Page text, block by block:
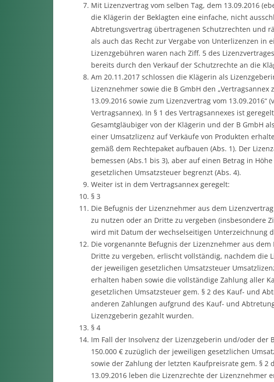
Mit Lizenzvertrag vom selben Tag, dem 13.09.2016
die Klägerin der Beklagten eine einfache, nicht
Abtretungsvertrag übertragenen Schutzrechten und
als auch das Recht zur Vergabe von Unterlizenzen in
Lizenzgebühren waren nach Ziff. 5 des
bereits durch den Verkauf der Schutzrechte an die
Am 20.11.2017 schlossen die Klägerin als
Lizenznehmer sowie die B GmbH den
13.09.2016 sowie zum Lizenzvertrag vom 13.09.2016“
Vertragsannex). In § 1 des Vertragsannexes ist
Gesamtgläubiger von der Klägerin und der B GmbH
einer Umsatzlizenz auf Verkäufe von Produkten
gemäß dem Rechtepaket aufbauen (Abs. 1). Der
bemessen (Abs.1 bis 3), aber auf einen Betrag in
gesetzlichen Umsatzsteuer begrenzt (Abs. 4).
Weiter ist in dem Vertragsannex geregelt:
§ 3
Die Befugnis der Lizenznehmer aus dem
zu nutzen oder an Dritte zu vergeben (insbesondere
wird mit Datum der wechselseitigen Unterzeichnung
Die vorgenannte Befugnis der Lizenznehmer aus dem
Dritte zu vergeben, erlischt vollständig, nachdem die
der jeweiligen gesetzlichen Umsatzsteuer
erhalten haben sowie die vollständige Zahlung aller
gesetzlichen Umsatzsteuer gem. § 2 des Kauf- und
anderen Zahlungen aufgrund des Kauf- und
Lizenzgeberin gezahlt wurden.
§ 4
Im Fall der Insolvenz der Lizenzgeberin und/oder der
150.000 € zuzüglich der jeweiligen gesetzlichen
sowie der Zahlung der letzten Kaufpreisrate gem. § 2
13.09.2016 leben die Lizenzrechte der Lizenznehmer